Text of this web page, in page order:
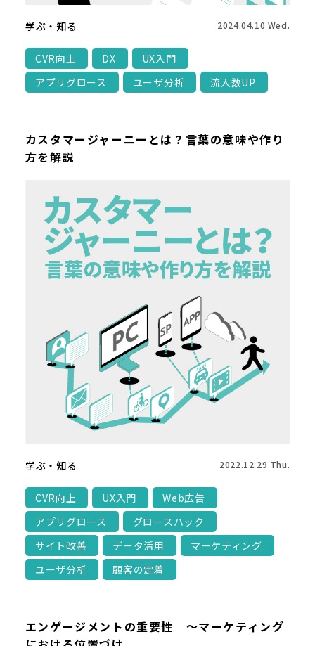
学ぶ・知る 2024.04.10 Wed.
CVR向上 DX
UX入門
アプリグロース
ユーザ分析 流入数UP
カスタマージャーニーとは？言葉の意味や作り
方を解説
学ぶ・知る 2022.12.29 Thu.
CVR向上 UX入門
Web広告
アプリグロース
グロースハック
サイト改善
データ活用
マーケティング
ユーザ分析
顧客の定着
エンゲージメントの重要性 ～マーケティング